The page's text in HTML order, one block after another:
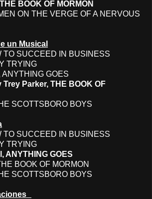
BOOK OF MORMON
ON THE VERGE OF A NERVOUS
un Musical
TO SUCCEED IN BUSINESS
TRYING
ANYTHING GOES
Parker, THE BOOK OF
SCOTTSBORO BOYS
TO SUCCEED IN BUSINESS
TRYING
ANYTHING GOES
BOOK OF MORMON
SCOTTSBORO BOYS